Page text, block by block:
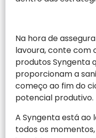
Na hora de
lavoura, conte com
produtos Syngenta
proporcionam a
começo ao fim do
potencial produtivo.
A Syngenta está
todos os